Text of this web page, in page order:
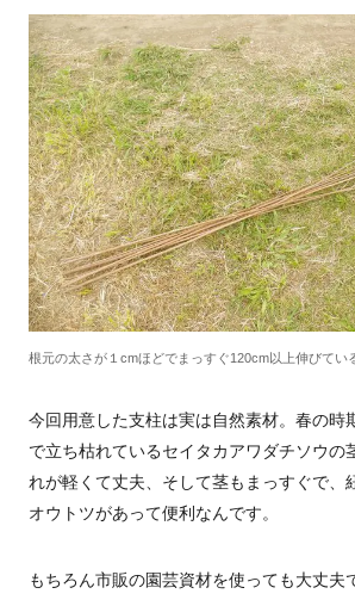
根元の太さが１cmほどでまっすぐ120cm以上伸びてい
今回用意した支柱は実は自然素材。春の時
で立ち枯れているセイタカアワダチソウの
れが軽くて丈夫、そして茎もまっすぐで、
オウトツがあって便利なんです。
もちろん市販の園芸資材を使っても大丈夫